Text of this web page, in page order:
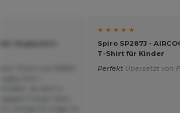
★ ★ ★ ★ ★
Spiro SP287J -
T-Shirt für Kinder
Perfekt Übersetzt von